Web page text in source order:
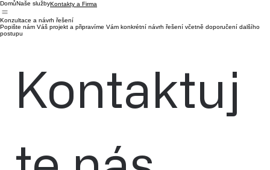
DomůNaše službyKontakty a Firma
Konzultace a návrh řešení
Popište nám Váš projekt a připravíme Vám konkrétní návrh řešení včetně doporučení dalšího
postupu
Kontaktuj